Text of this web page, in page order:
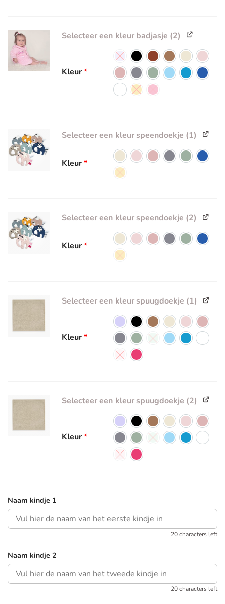
Selecteer een kleur badjasje (2)
Kleur*
Selecteer een kleur speendoekje (1)
Kleur*
Selecteer een kleur speendoekje (2)
Kleur*
Selecteer een kleur spuugdoekje (1)
Kleur*
Selecteer een kleur spuugdoekje (2)
Kleur*
Naam kindje 1
20 characters left
Naam kindje 2
20 characters left